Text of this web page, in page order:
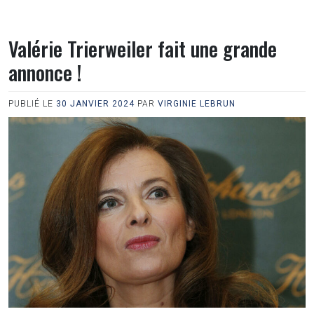
Valérie Trierweiler fait une grande
annonce !
PUBLIÉ LE 30 JANVIER 2024 PAR VIRGINIE LEBRUN